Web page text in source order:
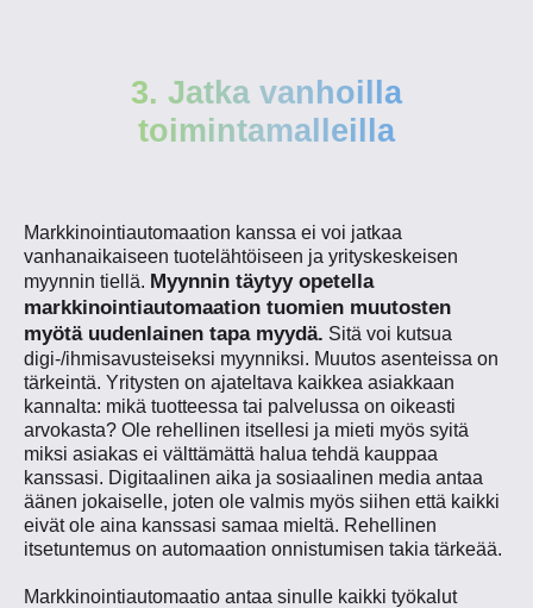
3. Jatka vanhoilla
toimintamalleilla
Markkinointiautomaation kanssa ei voi jatkaa
vanhanaikaiseen tuotelähtöiseen ja yrityskeskeisen
myynnin tiellä. Myynnin täytyy opetella
markkinointiautomaation tuomien muutosten
myötä uudenlainen tapa myydä. Sitä voi kutsua
digi-/ihmisavusteiseksi myynniksi. Muutos asenteissa on
tärkeintä. Yritysten on ajateltava kaikkea asiakkaan
kannalta: mikä tuotteessa tai palvelussa on oikeasti
arvokasta? Ole rehellinen itsellesi ja mieti myös syitä
miksi asiakas ei välttämättä halua tehdä kauppaa
kanssasi. Digitaalinen aika ja sosiaalinen media antaa
äänen jokaiselle, joten ole valmis myös siihen että kaikki
eivät ole aina kanssasi samaa mieltä. Rehellinen
itsetuntemus on automaation onnistumisen takia tärkeää.
Markkinointiautomaatio antaa sinulle kaikki työkalut